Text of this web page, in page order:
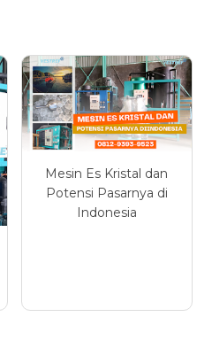
Mesin Es Kristal dan
Potensi Pasarnya di
Indonesia